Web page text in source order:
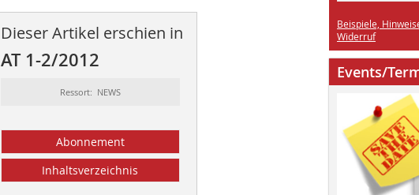
Dieser Artikel erschien in
AT 1-2/2012
Ressort: NEWS
Abonnement
Inhaltsverzeichnis
Beispiele,
Widerruf
Events/